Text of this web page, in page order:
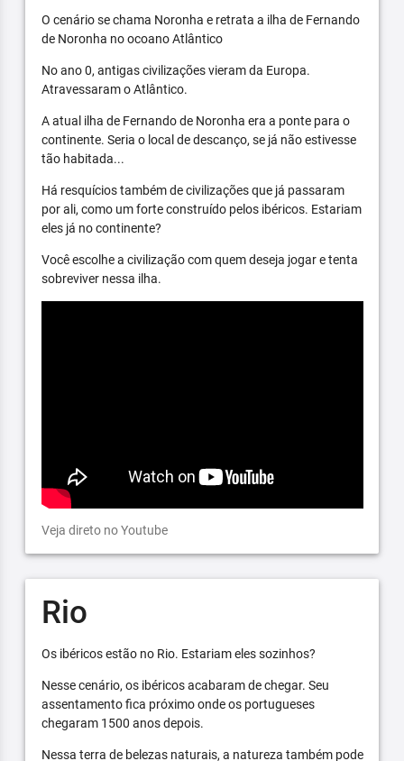
O cenário se chama Noronha e retrata a ilha de Fernando
de Noronha no ocoano Atlântico
No ano 0, antigas civilizações vieram da Europa.
Atravessaram o Atlântico.
A atual ilha de Fernando de Noronha era a ponte para o
continente. Seria o local de descanço, se já não estivesse
tão habitada...
Há resquícios também de civilizações que já passaram
por ali, como um forte construído pelos ibéricos. Estariam
eles já no continente?
Você escolhe a civilização com quem deseja jogar e tenta
sobreviver nessa ilha.
Veja direto no Youtube
Rio
Os ibéricos estão no Rio. Estariam eles sozinhos?
Nesse cenário, os ibéricos acabaram de chegar. Seu
assentamento fica próximo onde os portugueses
chegaram 1500 anos depois.
Nessa terra de belezas naturais, a natureza também pode